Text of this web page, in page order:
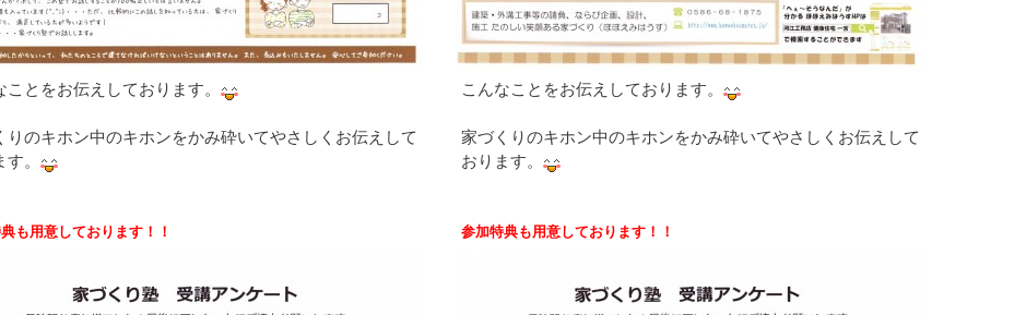
ことをお伝えしております。
りのキホン中のキホンをかみ砕いてやさしくお伝えして
。
も用意しております ！！
こんなことをお伝えしております。
家づくりのキホン中のキホンをかみ砕いてやさしくお伝えして
おります。
参加特典も用意しております ！！